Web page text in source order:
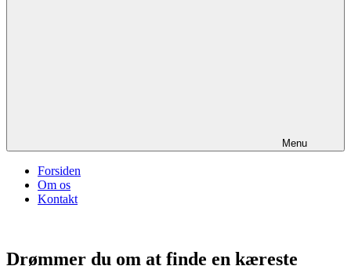
Menu
Forsiden
Om os
Kontakt
Drømmer du om at finde en kæreste